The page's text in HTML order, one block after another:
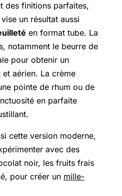
des finitions parfaites,
un résultat aussi
en format tube. La
notamment le beurre de
pour obtenir un
aérien. La crème
pointe de rhum ou de
en parfaite
cette version moderne,
avec des
noir, les fruits frais
pour créer un mille-